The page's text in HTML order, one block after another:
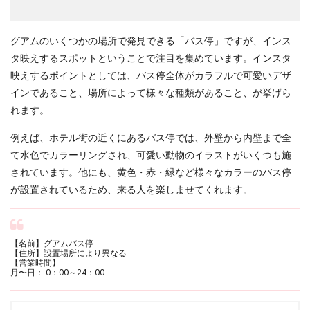
グアムのいくつかの場所で発見できる「バス停」ですが、インス
タ映えするスポットということで注目を集めています。インスタ
映えするポイントとしては、バス停全体がカラフルで可愛いデザ
インであること、場所によって様々な種類があること、が挙げら
れます。
例えば、ホテル街の近くにあるバス停では、外壁から内壁まで全
て水色でカラーリングされ、可愛い動物のイラストがいくつも施
されています。他にも、黄色・赤・緑など様々なカラーのバス停
が設置されているため、来る人を楽しませてくれます。
【名前】グアムバス停
【住所】設置場所により異なる
【営業時間】
月〜日： 0：00～24：00